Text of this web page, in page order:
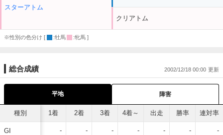
スターアトム
クリアトム
※性別の色分け [ :牡馬 :牝馬 ]
総合成績 2002/12/18 00:00
平地 障害
種別
GI
1着 2着 3着 4着～ 出走 勝率 連対率
- - - - - - -